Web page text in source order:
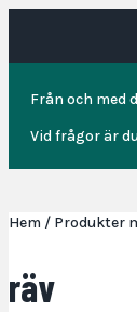
Från och med
Vid frågor är
Hem / Produkter
räv